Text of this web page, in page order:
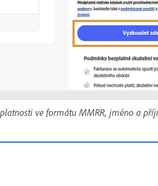
ve formátu MMRR, jméno a